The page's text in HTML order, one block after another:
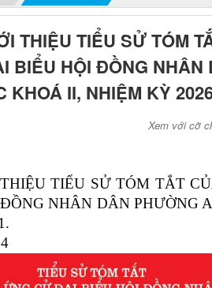
THIỆU TIỂU SỬ TÓM
BIỂU HỘI ĐỒNG NHÂN
KHOÁ II, NHIỆM KỲ
Xem với cỡ
TIỂU SỬ TÓM TẮT
NHÂN DÂN PHƯỜNG